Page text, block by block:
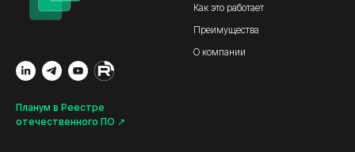
Планум в Реестре
отечественного ПО ↗
Как это работает
Преимущества
О компании